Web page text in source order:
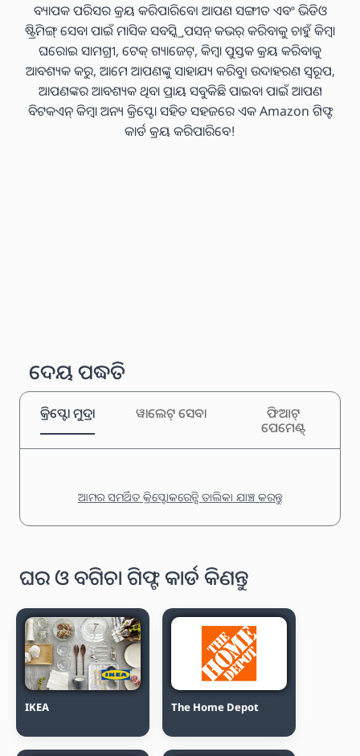
ବ୍ୟାପକ ପରିସର କ୍ରୟ କରିପାରିବେ। ଆପଣ ସଙ୍ଗୀତ ଏବଂ ଭିଡିଓ
ଷ୍ଟ୍ରିମିଙ୍ଗ୍ ସେବା ପାଇଁ ମାସିକ ସବସ୍କ୍ରିପସନ୍ କଭର୍ କରିବାକୁ ଚାହୁଁ କିମ୍ବା
ଘରୋଇ ସାମଗ୍ରୀ, ଟେକ୍ ଗ୍ୟାଜେଟ୍, କିମ୍ବା ପୁସ୍ତକ କ୍ରୟ କରିବାକୁ
ଆବଶ୍ୟକ କରୁ, ଆମେ ଆପଣଙ୍କୁ ସାହାଯ୍ୟ କରିବୁ। ଉଦାହରଣ ସ୍ୱରୂପ,
ଆପଣଙ୍କର ଆବଶ୍ୟକ ଥିବା ପ୍ରାୟ ସବୁକିଛି ପାଇବା ପାଇଁ ଆପଣ
ବିଟକଏନ୍ କିମ୍ବା ଅନ୍ୟ କ୍ରିପ୍ଟୋ ସହିତ ସହଜରେ ଏକ Amazon ଗିଫ୍ଟ
କାର୍ଡ କ୍ରୟ କରିପାରିବେ!
ଦେୟ ପଦ୍ଧତି
କ୍ରିପ୍ଟୋ ମୁଦ୍ରା ୱାଲେଟ୍ ସେବା
ଫିଆଟ୍
ପେମେଣ୍ଟ୍
ଆମର ସମର୍ଥିତ କ୍ରିପ୍ଟୋକରେନ୍ସି ତାଲିକା ଯାଞ୍ଚ କରନ୍ତୁ
ଘର ଓ ବଗିଚା ଗିଫ୍ଟ କାର୍ଡ କିଣନ୍ତୁ
IKEA The Home Depot